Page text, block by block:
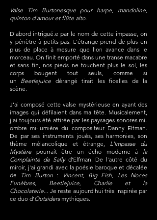
même manière que HYSTERA est un film expérimental, sa
bande originale l'est tout autant. Quand Aline m'a parlé
fragmenté, en noir et blanc. La musique fait écho aux
effets de superposition du montage d'Aline, aux flashs
des images, qui nous entrainent en filigrane, de la
douceur à la folie.
Valse Tim Burtonesque pour harpe, mandoline,
quinton d'amour et flûte alto.
D'abord intrigué.e par le nom de cette impasse, on
y pénètre à petits pas. L'étrange prend de plus en
plus de place à mesure que l'on avance dans le
morceau. On finit emporté dans une transe macabre
et sans fin, nos pieds ne touchent plus le sol, les
corps bougent tout seuls, comme si
un Beetlejuice dérangé tirait les ficelles de la
scène.
J'ai composé cette valse mystérieuse en ayant des
images qui défilaient dans ma tête. Musicalement,
j'ai toujours été attirée par les paysages sonores mi-
ombre mi-lumière du compositeur Danny Elfman.
De par ses instruments joués, ses harmonies, son
thème mélancolique et étrange, L'Impasse du
Mystère pourrait être un écho moderne à la
Complainte de Sally d'Elfman. De l'autre côté du
miroir, j'ai grandi avec la poésie baroque et décalée
de
Tim Burton: Vincent, Big Fish, Les Noces
Funèbres, Beetlejuice, Charlie et la
Chocolaterie... Je reste aujourd'hui très inspirée par
ce duo d'Outsiders mythiques.